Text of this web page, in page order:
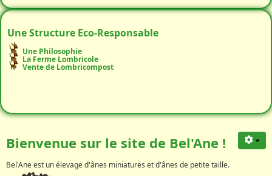
Une Structure Eco-Responsable
Une Philosophie
La Ferme Lombricole
Vente de Lombricompost
Bienvenue sur le site de Bel'Ane !
Bel'Ane est un élevage d'ânes miniatures et d'ânes de petite taille.